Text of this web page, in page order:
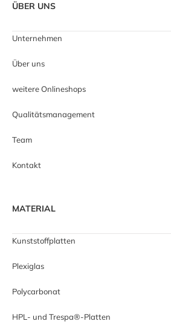
ÜBER UNS
Unternehmen
Über uns
weitere Onlineshops
Qualitätsmanagement
Team
Kontakt
MATERIAL
Kunststoffplatten
Plexiglas
Polycarbonat
HPL- und Trespa®-Platten